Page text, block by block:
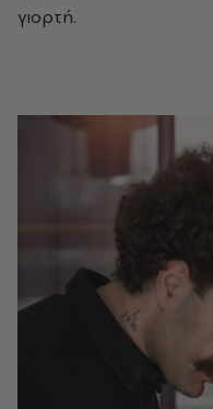
γιορτή.